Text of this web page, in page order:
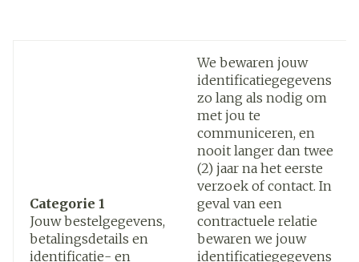
Categorie 1
Jouw bestelgegevens,
betalingsdetails en
identificatie- en
We bewaren jouw
identificatiegegevens
zo lang als nodig om
met jou te
communiceren, en
nooit langer dan twee
(2) jaar na het eerste
verzoek of contact. In
geval van een
contractuele relatie
bewaren we jouw
identificatiegegevens